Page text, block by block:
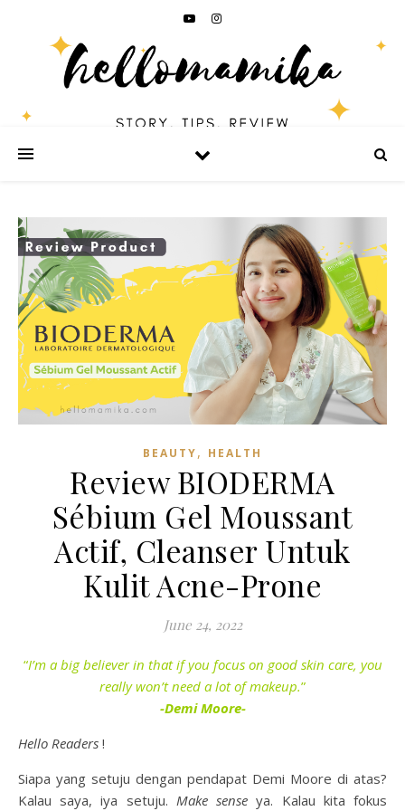
BEAUTY, HEALTH
Review BIODERMA
Sébium Gel Moussant
Actif, Cleanser Untuk
Kulit Acne-Prone
June 24, 2022
“I’m a big believer in that if you focus on good skin care, you
really won’t need a lot of makeup.”
-Demi Moore-
Hello Readers !
Siapa yang setuju dengan pendapat Demi Moore di atas?
Kalau saya, iya setuju. Make sense ya. Kalau kita fokus